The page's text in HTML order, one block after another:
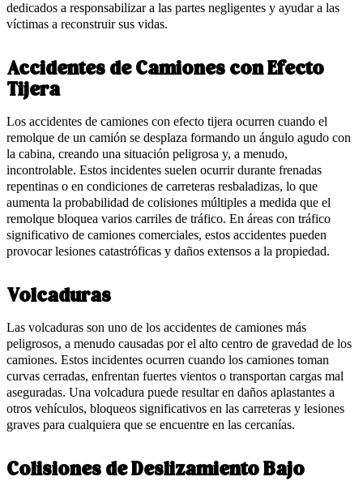
dedicados a responsabilizar a las partes negligentes y ayudar a las
víctimas a reconstruir sus vidas.
Accidentes de Camiones con Efecto
Tijera
Los accidentes de camiones con efecto tijera ocurren cuando el
remolque de un camión se desplaza formando un ángulo agudo con
la cabina, creando una situación peligrosa y, a menudo,
incontrolable. Estos incidentes suelen ocurrir durante frenadas
repentinas o en condiciones de carreteras resbaladizas, lo que
aumenta la probabilidad de colisiones múltiples a medida que el
remolque bloquea varios carriles de tráfico. En áreas con tráfico
significativo de camiones comerciales, estos accidentes pueden
provocar lesiones catastróficas y daños extensos a la propiedad.
Volcaduras
Las volcaduras son uno de los accidentes de camiones más
peligrosos, a menudo causadas por el alto centro de gravedad de los
camiones. Estos incidentes ocurren cuando los camiones toman
curvas cerradas, enfrentan fuertes vientos o transportan cargas mal
aseguradas. Una volcadura puede resultar en daños aplastantes a
otros vehículos, bloqueos significativos en las carreteras y lesiones
graves para cualquiera que se encuentre en las cercanías.
Colisiones de Deslizamiento Bajo